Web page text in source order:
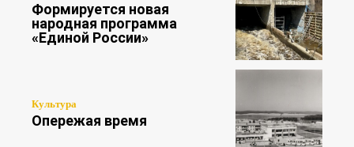
Формируется новая
народная программа
«Единой России»
Культура
Опережая время